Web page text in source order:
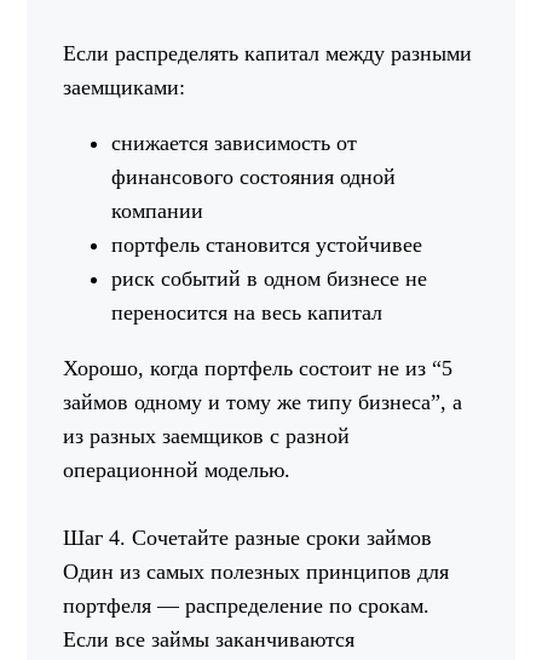
Если распределять капитал между разными
заемщиками:
снижается зависимость от
финансового состояния одной
компании
портфель становится устойчивее
риск событий в одном бизнесе не
переносится на весь капитал
Хорошо, когда портфель состоит не из “5
займов одному и тому же типу бизнеса”, а
из разных заемщиков с разной
операционной моделью.
Шаг 4. Сочетайте разные сроки займов
Один из самых полезных принципов для
портфеля — распределение по срокам.
Если все займы заканчиваются